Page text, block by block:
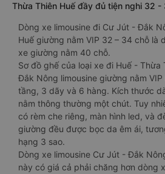
Thừa Thiên Huế đầy đủ tiện nghi 32 -
Dòng xe limousine đi Cư Jút - Đắk
Huế giường nằm VIP 32 – 34 chỗ là
xe giường nằm 40 chỗ.
Sơ đồ ghế của loại xe đi Huế -
Đắk Nông limousine giường nằm
tầng, 3 dãy và 6 hàng. Kích thước
nằm thông thường một chút. Tuy
có rèm che riêng, màn hình led, và
giường đều được bọc da êm ái,
hạng 3 sao.
Dòng xe limousine Cư Jút - Đắk
này có giá cả phải chăng hơn dòng